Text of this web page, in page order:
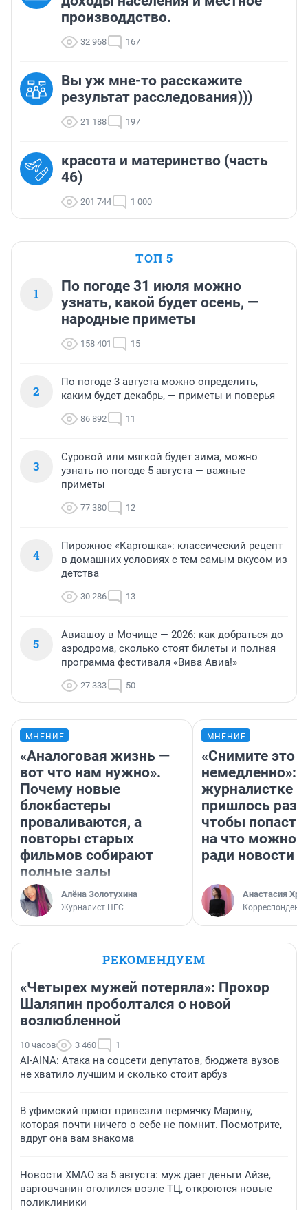
производдство.
32 968 167
Вы уж мне-то расскажите
результат расследования)))
21 188 197
красота и материнство (часть
46)
201 744 1 000
ТОП 5
1
По погоде 31 июля можно
узнать, какой будет осень, —
народные приметы
158 401 15
2
По погоде 3 августа можно определить,
каким будет декабрь, — приметы и поверья
86 892 11
3
Суровой или мягкой будет зима, можно
узнать по погоде 5 августа — важные
приметы
77 380 12
4
Пирожное «Картошка»: классический рецепт
в домашних условиях с тем самым вкусом из
детства
30 286 13
5
Авиашоу в Мочище — 2026: как добраться до
аэродрома, сколько стоят билеты и полная
программа фестиваля «Вива Авиа!»
27 333 50
МНЕНИЕ
«Аналоговая жизнь —
вот что нам нужно».
Почему новые
блокбастеры
проваливаются, а
повторы старых
фильмов собирают
полные залы
Алёна Золотухина
Журналист НГС
МНЕНИЕ
«Снимите это
немедленно»:
журналистке
пришлось
чтобы попасть
на что можно
ради новости
Анастасия
Корреспондент
РЕКОМЕНДУЕМ
«Четырех мужей потеряла»: Прохор
Шаляпин проболтался о новой
возлюбленной
10 часов 3 460 1
AI-AINA: Атака на соцсети депутатов, бюджета вузов
не хватило лучшим и сколько стоит арбуз
В уфимский приют привезли пермячку Марину,
которая почти ничего о себе не помнит. Посмотрите,
вдруг она вам знакома
Новости ХМАО за 5 августа: муж дает деньги Айзе,
вартовчанин оголился возле ТЦ, откроются новые
поликлиники